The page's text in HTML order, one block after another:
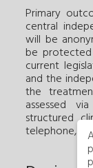
Primary
central
will be
be
current
and the
the
assessed
structured
telephone, at